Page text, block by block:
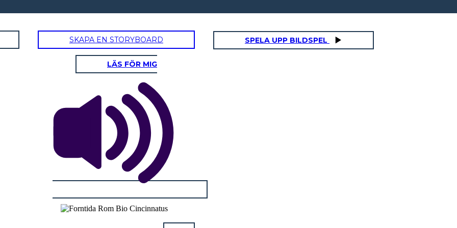
SKAPA EN STORYBOARD SPELA UPP BILDSPEL
LÄS FÖR MIG